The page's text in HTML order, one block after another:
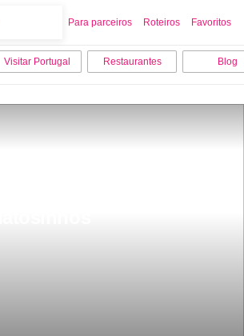
Para parceiros Roteiros Favoritos
Visitar Portugal Restaurantes Blog